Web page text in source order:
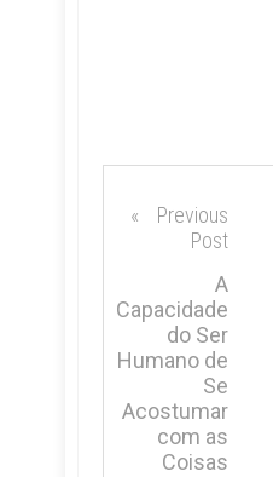
Previous
Post
A
Capacidade
do Ser
Humano de
Se
Acostumar
com as
Coisas